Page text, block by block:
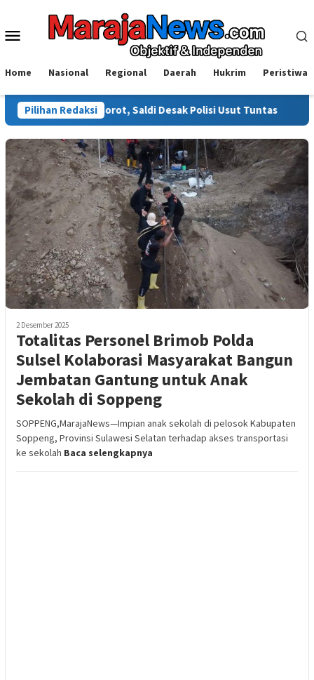
konten
Menu
Home Nasional Regional Daerah Hukrim Peristiwa
Pilihan Redaksi
Disorot, Saldi Desak Polisi Usut Tuntas Warga Sinjai
2 Desember 2025
Totalitas Personel Brimob Polda
Sulsel Kolaborasi Masyarakat Bangun
Jembatan Gantung untuk Anak
Sekolah di Soppeng
SOPPENG,MarajaNews—Impian anak sekolah di pelosok Kabupaten
Soppeng, Provinsi Sulawesi Selatan terhadap akses transportasi
ke sekolah Baca selengkapnya